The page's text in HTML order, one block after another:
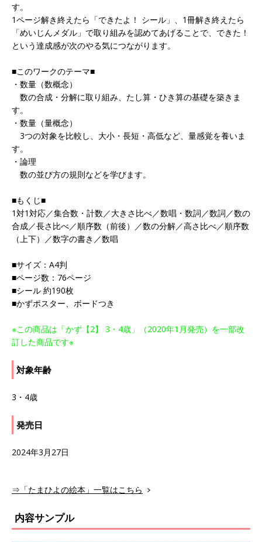
す。
1ページ解き終えたら「できたよ！ シール」、1冊解き終えたら
「めいじんメダル」で取り組みを認めてあげることで、できた！
という達成感が次のやる気につながります。
■このワークのテーマ■
・数量（数概念）
数の合成・分解に取り組み、たし算・ひき算の基礎を築きま
す。
・数量（量概念）
3つの対象を比較し、大小・長短・高低など、量感覚を養いま
す。
・論理
数の並び方の規則などを学びます。
■もくじ■
1対1対応／集合数・計数／大きさ比べ／数唱・数詞／数詞／数の
合成／長さ比べ／順序数（前後）／数の分解／高さ比べ／順序数
（上下）／数字の書き／数唱
■サイズ：A4判
■ページ数：76ページ
■シール 約190枚
■かずポスター、ボードつき
※この商品は「かず【2】 3・4歳」（2020年1月発売）を一部改
訂した商品です※
対象年齢
3・4歳
発売日
2024年3月27日
⇒「たまひよの絵本」一覧はこちら
内容サンプル